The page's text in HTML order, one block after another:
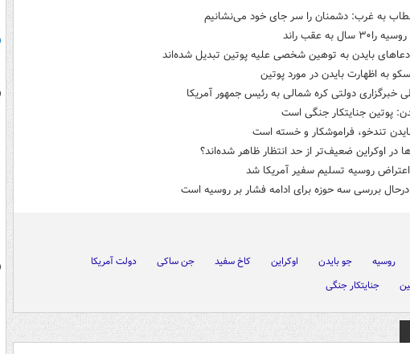
به غرب: دشمنان را سر جای خود می‌نشانیم
سال به عقب راند
بایدن به توهین شخصی علیه پوتین تبدیل شده‌اند
به اظهارت بایدن در مورد پوتین
خبرگزاری دولتی کره شمالی به رئیس جمهور آمریکا
پوتین جنایتکار جنگی است
تندخو، فراموشکار و خسته است
در اوکراین ضعیف‌تر از حد انتظار ظاهر شده‌اند؟
روسیه تسلیم سفیر آمریکا شد
بررسی سه حوزه برای ادامه فشار بر روسیه است
روسیه جو بایدن اوکراین کاخ سفید جن ساکی
دولت آمریکا
جنایتکار جنگی